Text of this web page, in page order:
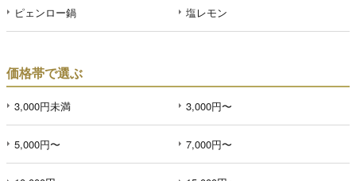
ピェンロー鍋 塩レモン
価格帯で選ぶ
3,000円未満 3,000円〜
5,000円〜 7,000円〜